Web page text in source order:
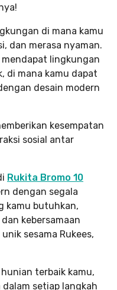
di mana kamu
dan merasa nyaman.
lingkungan
di mana kamu dapat
desain modern
kesempatan
sosial antar
Rukita Bromo 10
dengan segala
kamu butuhkan,
kebersamaan
sesama Rukees,
terbaik kamu,
setiap langkah